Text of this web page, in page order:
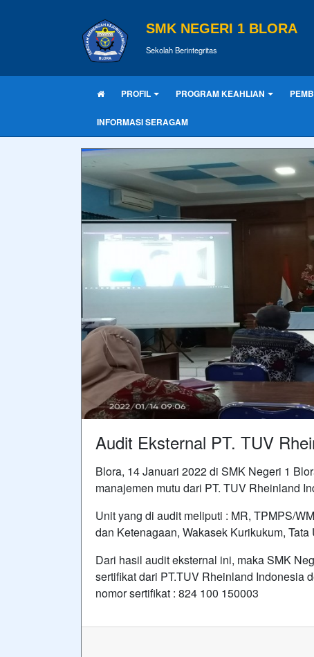
SMK NEGERI 1 BLORA
Sekolah Berintegritas
PROFIL PROGRAM KEAHLIAN
INFORMASI SERAGAM
Audit Eksternal PT. TUV
Blora, 14 Januari 2022 di SMK Negeri 1
manajemen mutu dari PT. TUV Rheinland
Unit yang di audit meliputi : MR, TPMPS/
dan Ketenagaan, Wakasek Kurikukum,
Dari hasil audit eksternal ini, maka SMK
sertifikat dari PT.TUV Rheinland Indonesia
nomor sertifikat : 824 100 150003